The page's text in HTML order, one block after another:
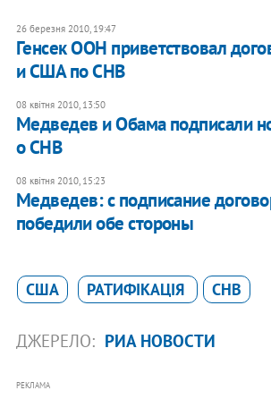
26 березня 2010, 19:47
Генсек ООН приветствовал
и США по СНВ
08 квітня 2010, 13:50
Медведев и Обама подписали
о СНВ
08 квітня 2010, 15:23
Медведев: с подписание
победили обе стороны
США РАТИФІКАЦІЯ СНВ
ДЖЕРЕЛО: РИА НОВОСТИ
РЕКЛАМА